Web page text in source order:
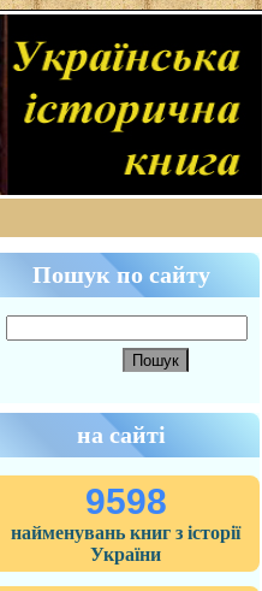
Пошук по сайту
на сайті
9598
найменувань книг з історії
України